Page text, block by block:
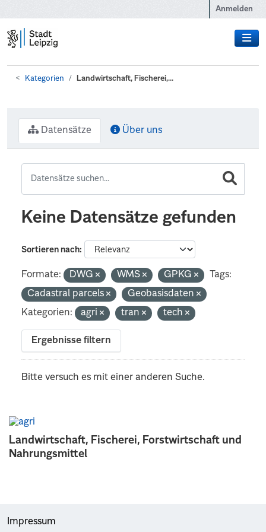
Anmelden
Kategorien Landwirtschaft, Fischerei,...
Landwirtschaft, Fischerei, Forstwirtschaft und
Nahrungsmittel
Datensätze Über uns
Keine Datensätze gefunden
Sortieren nach
Formate: DWG WMS GPKG
Tags:
Cadastral parcels
Geobasisdaten
Kategorien:
agri tran tech
Ergebnisse filtern
Bitte versuch es mit einer anderen Suche.
Impressum